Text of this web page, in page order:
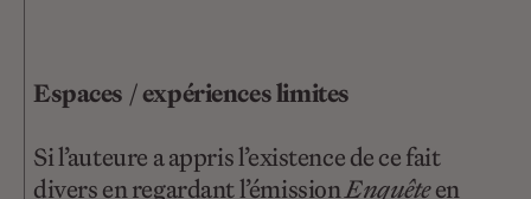
Espaces / expériences limites
Si l’auteure a appris l’existence de ce fait
divers en regardant l’émissionEnquêteen